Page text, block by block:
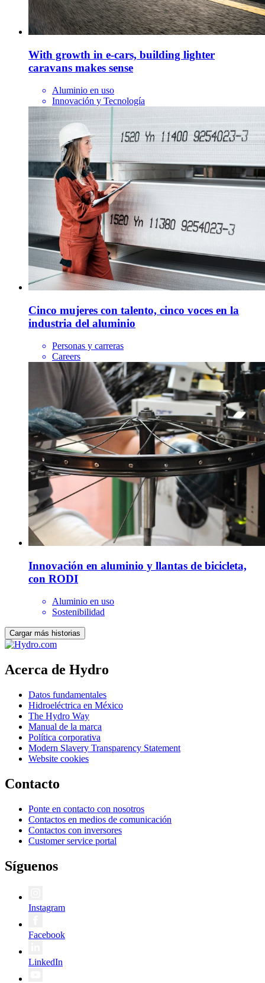
With growth in e-cars, building lighter
caravans makes sense
Aluminio en uso
Innovación y Tecnología
Cinco mujeres con talento, cinco voces en la
industria del aluminio
Personas y carreras
Careers
Innovación en aluminio y llantas de bicicleta,
con RODI
Aluminio en uso
Sostenibilidad
Cargar más historias
Acerca de Hydro
Datos fundamentales
Hidroeléctrica en México
The Hydro Way
Manual de la marca
Política corporativa
Modern Slavery Transparency Statement
Website cookies
Contacto
Ponte en contacto con nosotros
Contactos en medios de comunicación
Contactos con inversores
Customer service portal
Síguenos
Instagram
Facebook
LinkedIn